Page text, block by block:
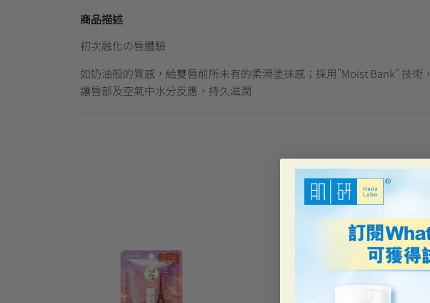
商品描述
初次融化の唇體驗
如奶油般的質感，給雙唇前所未有的柔滑塗抹感；採用"Moist Bank" 技術，
讓唇部及空氣中水分反應，持久滋潤